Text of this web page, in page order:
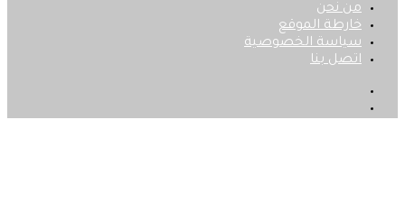
من نحن
خارطة الموقع
سياسة الخصوصية
اتصل بنا